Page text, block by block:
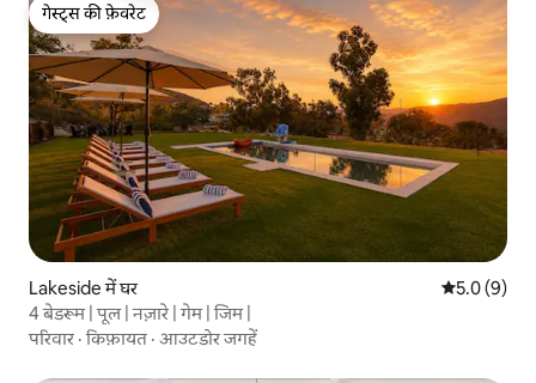
गेस्ट्स की फ़ेवरेट
गेस्ट्स की फ़ेवरेट
Lakeside में घर औसत रेटिंग 5
5.0 (9)
4 बेडरूम | पूल | नज़ारे | गेम | जिम |
परिवार ·किफ़ायत · आउटडोर जगहें